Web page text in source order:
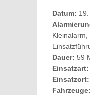
Datum:
Kleinalarm,
Dauer: 59
Einsatzart:
Einsatzort:
Fahrzeuge: